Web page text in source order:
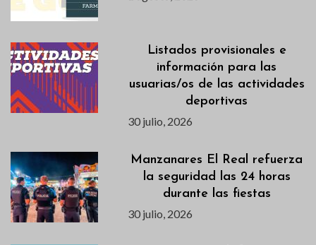
Listados provisionales e
información para las
usuarias/os de las actividades
deportivas
30 julio, 2026
Manzanares El Real refuerza
la seguridad las 24 horas
durante las fiestas
30 julio, 2026